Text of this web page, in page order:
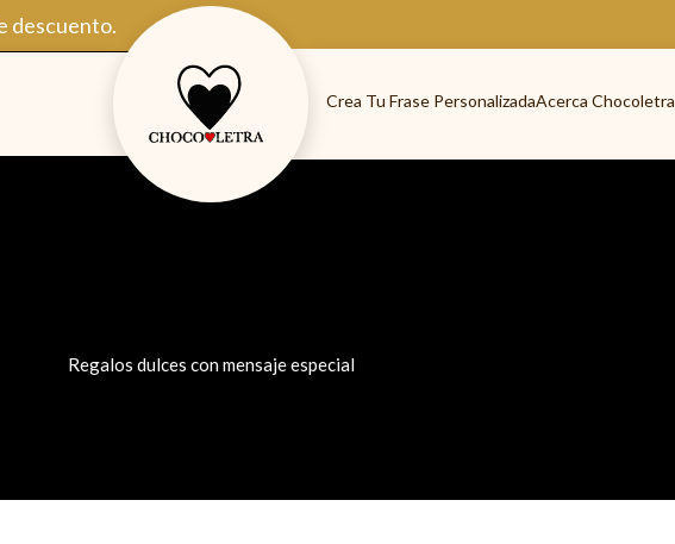
descuento.
Crea Tu Frase PersonalizadaAcerca Chocoletra
Regalos dulces con mensaje especial